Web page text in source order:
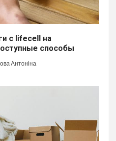
с lifecell на
способы
Антоніна